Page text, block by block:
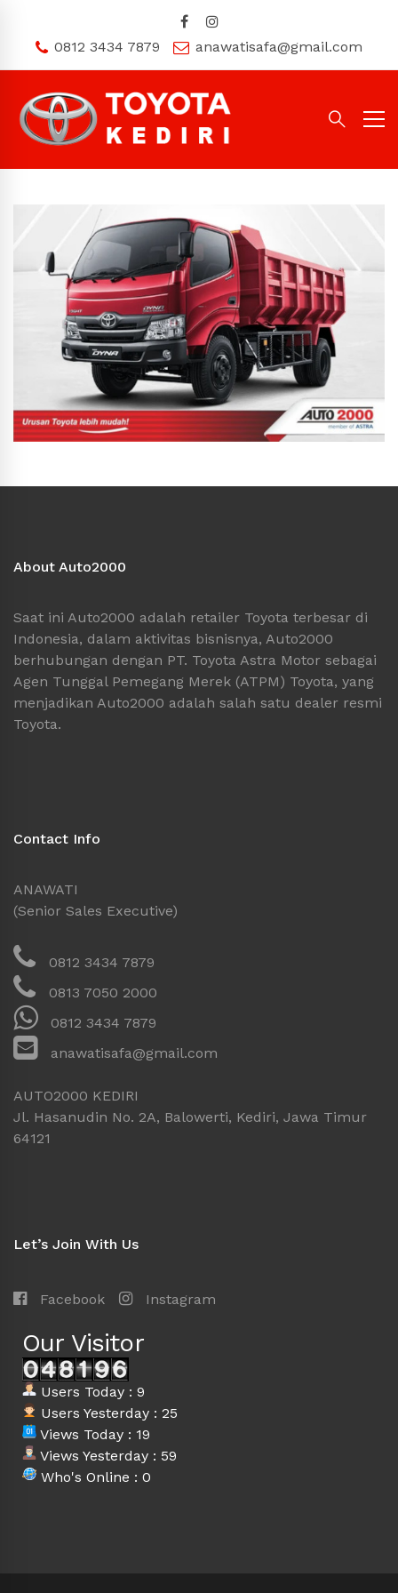
0812 3434 7879 anawatisafa@gmail.com
About Auto2000
Saat ini Auto2000 adalah retailer Toyota terbesar di
Indonesia, dalam aktivitas bisnisnya, Auto2000
berhubungan dengan PT. Toyota Astra Motor sebagai
Agen Tunggal Pemegang Merek (ATPM) Toyota, yang
menjadikan Auto2000 adalah salah satu dealer resmi
Toyota.
Contact Info
ANAWATI
(Senior Sales Executive)
0812 3434 7879
0813 7050 2000
0812 3434 7879
anawatisafa@gmail.com
AUTO2000 KEDIRI
Jl. Hasanudin No. 2A, Balowerti, Kediri, Jawa Timur
64121
Let’s Join With Us
Facebook Instagram
Our Visitor
Users Today : 9
Users Yesterday : 25
Views Today : 19
Views Yesterday : 59
Who's Online : 0